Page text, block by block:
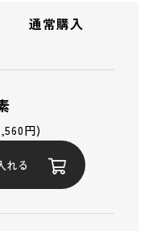
通常購入
円)
れる